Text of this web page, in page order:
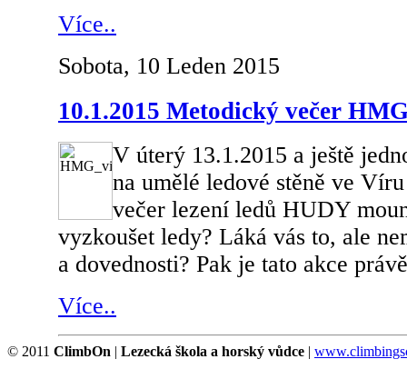
Více..
Sobota, 10 Leden 2015
10.1.2015 Metodický večer
V úterý 13.1.2015 a ještě
na umělé ledové stěně ve
večer lezení ledů HUDY
vyzkoušet ledy? Láká vás to, ale
a dovednosti? Pak je tato akce
Více..
© 2011 ClimbOn | Lezecká škola a horský vůdce |